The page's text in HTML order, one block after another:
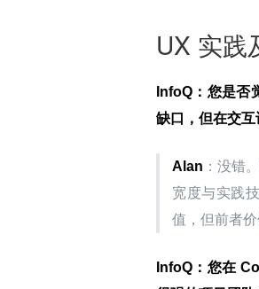
UX 实践
InfoQ ：您是
缺口，但在交
Alan ：没错
宽度与实践
值，但前者价
InfoQ ：您在